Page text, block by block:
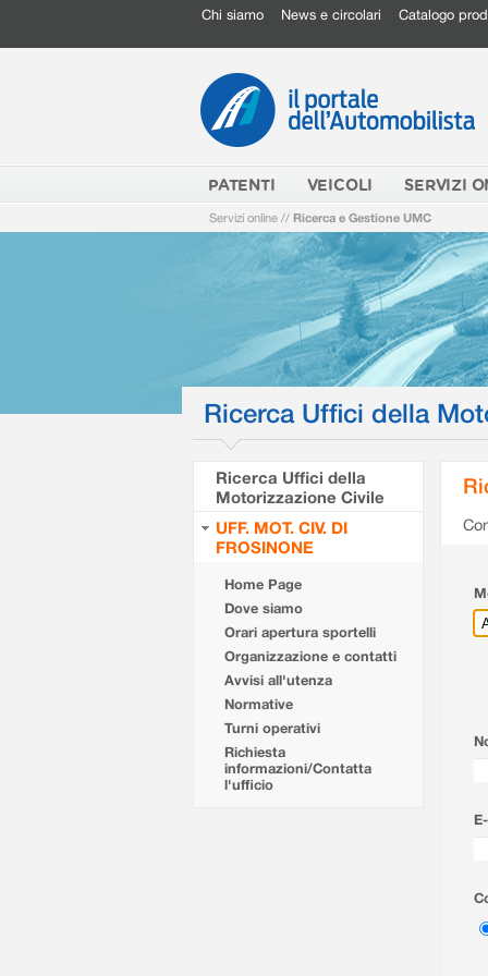
Chi siamo News e circolari Catalogo
PATENTI VEICOLI SERVIZI
Servizi online // Ricerca e Gestione UMC
Ricerca Uffici della
Ricerca Uffici della
Motorizzazione Civile
UFF. MOT. CIV. DI
FROSINONE
Home Page
Dove siamo
Orari apertura sportelli
Organizzazione e contatti
Avvisi all'utenza
Normative
Turni operativi
Richiesta
informazioni/Contatta
l'ufficio